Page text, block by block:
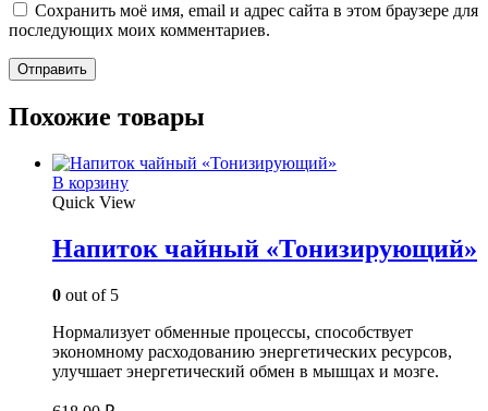
Сохранить моё имя, email и адрес сайта в этом браузере для
последующих моих комментариев.
Похожие товары
В корзину
Quick View
Напиток чайный «Тонизирующий»
0 out of 5
Нормализует обменные процессы, способствует
экономному расходованию энергетических ресурсов,
улучшает энергетический обмен в мышцах и мозге.